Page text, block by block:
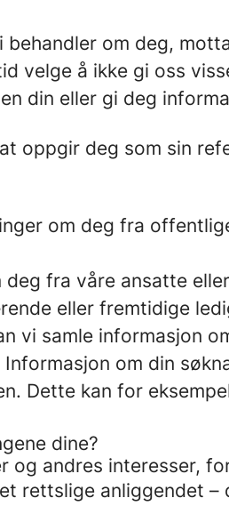
om deg,
velge å ikke gi oss
din eller gi deg
oppgir deg som sin
om deg fra
fra våre ansatte
eller fremtidige
vi samle informasjon
Informasjon om din
Dette kan for
dine?
andres interesser,
rettslige anliggendet